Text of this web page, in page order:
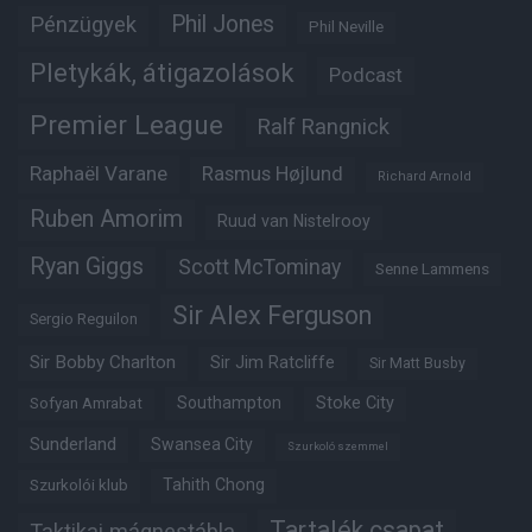
Pénzügyek Phil Jones Phil Neville
Pletykák, átigazolások Podcast
Premier League Ralf Rangnick
Raphaël Varane Rasmus Højlund Richard Arnold
Ruben Amorim Ruud van Nistelrooy
Ryan Giggs Scott McTominay Senne Lammens
Sergio Reguilon Sir Alex Ferguson
Sir Bobby Charlton Sir Jim Ratcliffe Sir Matt Busby
Sofyan Amrabat Southampton Stoke City
Sunderland Swansea City Szurkoló szemmel
Szurkolói klub Tahith Chong